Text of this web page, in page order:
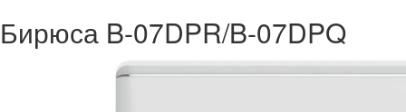
Бирюса B-07DPR/B-07DPQ